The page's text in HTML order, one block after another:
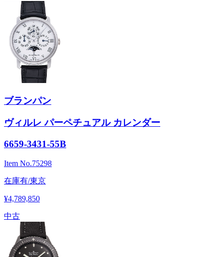
ブランパン
ヴィルレ パーペチュアル カレンダー
6659-3431-55B
Item No.75298
在庫有/東京
¥4,789,850
中古